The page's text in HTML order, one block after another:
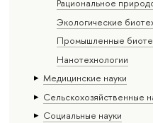
Рациональное
Экологические
Промышленные
Нанотехнологии
Медицинские науки
Сельскохозяйственные
Социальные науки